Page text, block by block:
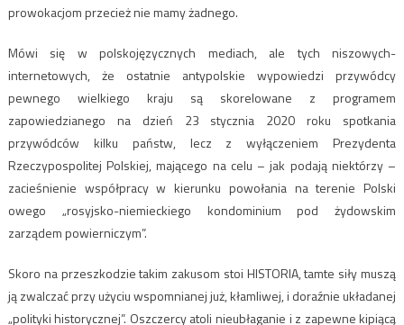
prowokacjom przecież nie mamy żadnego.
Mówi się w polskojęzycznych mediach, ale tych niszowych-
internetowych, że ostatnie antypolskie wypowiedzi przywódcy
pewnego wielkiego kraju są skorelowane z programem
zapowiedzianego na dzień 23 stycznia 2020 roku spotkania
przywódców kilku państw, lecz z wyłączeniem Prezydenta
Rzeczypospolitej Polskiej, mającego na celu – jak podają niektórzy –
zacieśnienie współpracy w kierunku powołania na terenie Polski
owego „rosyjsko-niemieckiego kondominium pod żydowskim
zarządem powierniczym”.
Skoro na przeszkodzie takim zakusom stoi HISTORIA, tamte siły muszą
ją zwalczać przy użyciu wspomnianej już, kłamliwej, i doraźnie układanej
„polityki historycznej”. Oszczercy atoli nieubłaganie i z zapewne kipiącą